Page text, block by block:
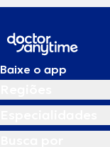
Baixe o app